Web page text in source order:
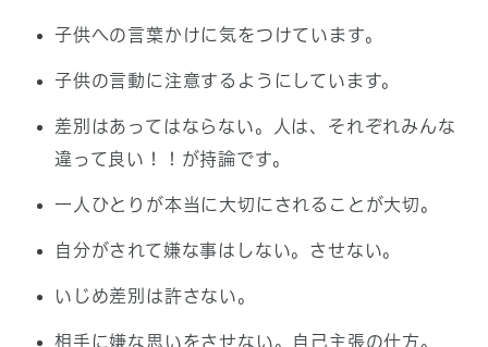
子供への言葉かけに気をつけています。
子供の言動に注意するようにしています。
差別はあってはならない。人は、それぞれみんな
違って良い！！が持論です。
一人ひとりが本当に大切にされることが大切。
自分がされて嫌な事はしない。させない。
いじめ差別は許さない。
相手に嫌な思いをさせない。自己主張の仕方。